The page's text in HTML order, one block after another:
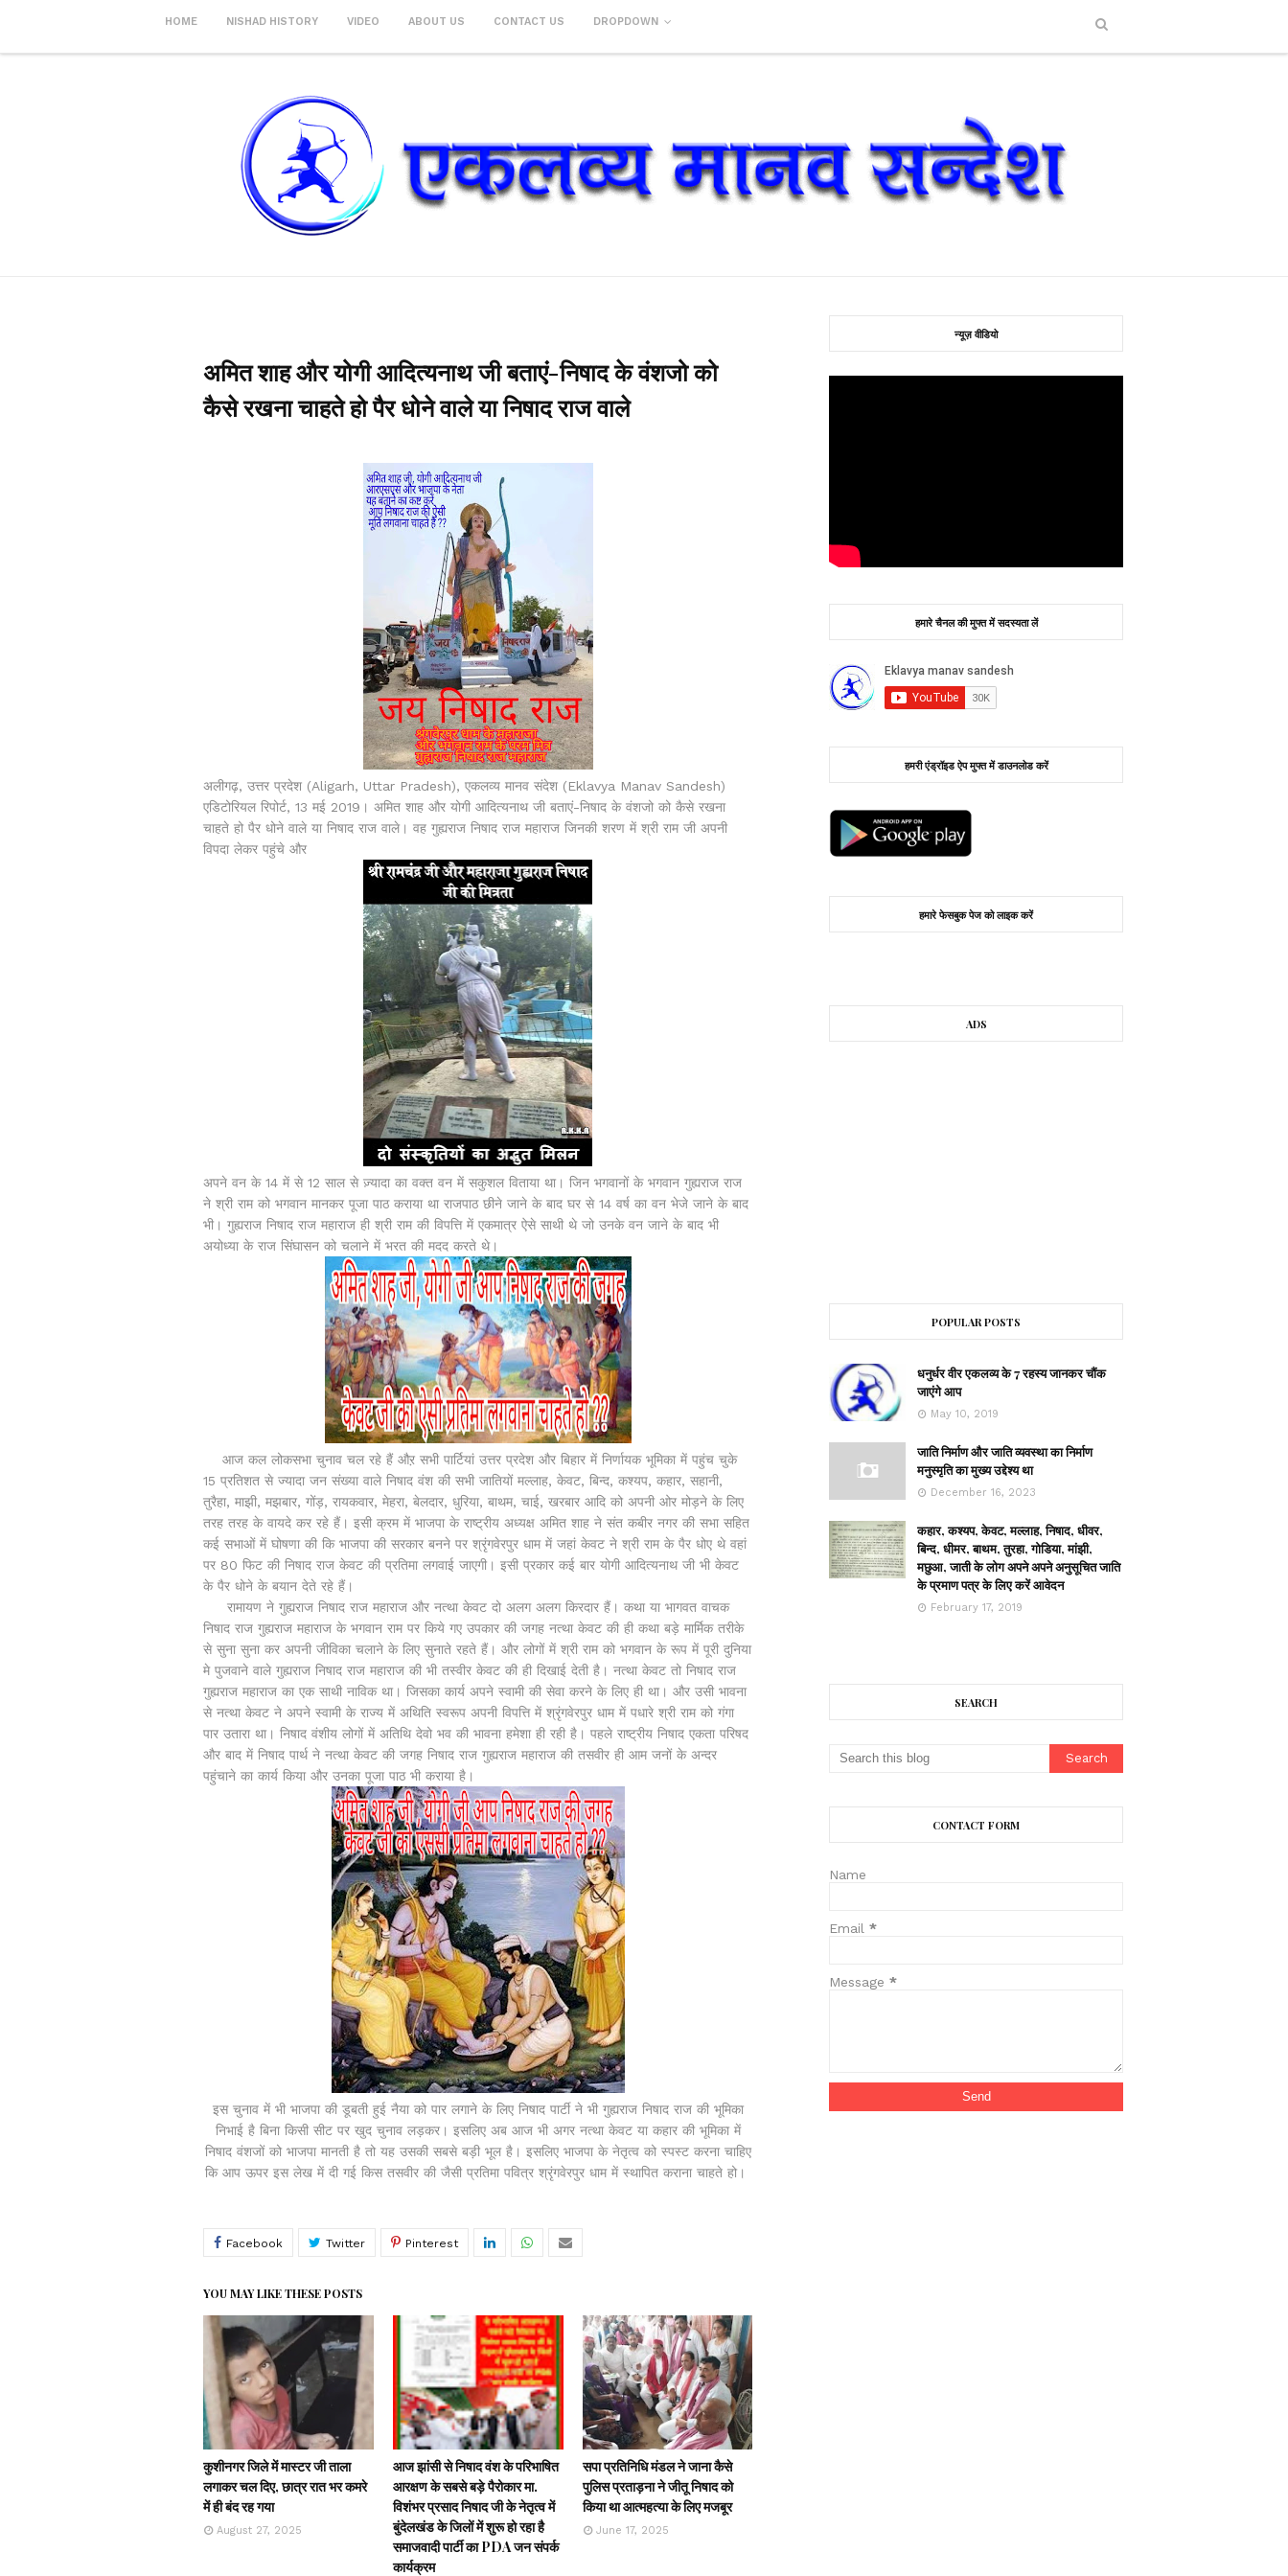
HOME NISHAD HISTORY VIDEO ABOUT US CONTACT US DROPDOWN
अमित शाह और योगी आदित्यनाथ जी बताएं-निषाद के वंशजो को
कैसे रखना चाहते हो पैर धोने वाले या निषाद राज वाले
अलीगढ़, उत्तर प्रदेश (Aligarh, Uttar Pradesh), एकलव्य मानव संदेश (Eklavya Manav Sandesh)
एडिटोरियल रिपोर्ट, 13 मई 2019। अमित शाह और योगी आदित्यनाथ जी बताएं-निषाद के वंशजो को कैसे रखना
चाहते हो पैर धोने वाले या निषाद राज वाले। वह गुह्यराज निषाद राज महाराज जिनकी शरण में श्री राम जी अपनी
विपदा लेकर पहुंचे और
अपने वन के 14 में से 12 साल से ज़्यादा का वक्त वन में सकुशल विताया था। जिन भगवानों के भगवान गुह्यराज राज
ने श्री राम को भगवान मानकर पूजा पाठ कराया था राजपाठ छीने जाने के बाद घर से 14 वर्ष का वन भेजे जाने के बाद
भी। गुह्यराज निषाद राज महाराज ही श्री राम की विपत्ति में एकमात्र ऐसे साथी थे जो उनके वन जाने के बाद भी
अयोध्या के राज सिंघासन को चलाने में भरत की मदद करते थे।
आज कल लोकसभा चुनाव चल रहे हैं औऱ सभी पार्टियां उत्तर प्रदेश और बिहार में निर्णायक भूमिका में पहुंच चुके
15 प्रतिशत से ज्यादा जन संख्या वाले निषाद वंश की सभी जातियों मल्लाह, केवट, बिन्द, कश्यप, कहार, सहानी,
तुरैहा, माझी, मझबार, गोंड़, रायकवार, मेहरा, बेलदार, धुरिया, बाथम, चाई, खरबार आदि को अपनी ओर मोड़ने के लिए
तरह तरह के वायदे कर रहे हैं। इसी क्रम में भाजपा के राष्ट्रीय अध्यक्ष अमित शाह ने संत कबीर नगर की सभा सहित
कई सभाओं में घोषणा की कि भाजपा की सरकार बनने पर श्रृंगवेरपुर धाम में जहां केवट ने श्री राम के पैर धोए थे वहां
पर 80 फिट की निषाद राज केवट की प्रतिमा लगवाई जाएगी। इसी प्रकार कई बार योगी आदित्यनाथ जी भी केवट
के पैर धोने के बयान देते रहे हैं।
रामायण ने गुह्यराज निषाद राज महाराज और नत्था केवट दो अलग अलग किरदार हैं। कथा या भागवत वाचक
निषाद राज गुह्यराज महाराज के भगवान राम पर किये गए उपकार की जगह नत्था केवट की ही कथा बड़े मार्मिक तरीके
से सुना सुना कर अपनी जीविका चलाने के लिए सुनाते रहते हैं। और लोगों में श्री राम को भगवान के रूप में पूरी दुनिया
मे पुजवाने वाले गुह्यराज निषाद राज महाराज की भी तस्वीर केवट की ही दिखाई देती है। नत्था केवट तो निषाद राज
गुह्यराज महाराज का एक साथी नाविक था। जिसका कार्य अपने स्वामी की सेवा करने के लिए ही था। और उसी भावना
से नत्था केवट ने अपने स्वामी के राज्य में अथिति स्वरूप अपनी विपत्ति में श्रृंगवेरपुर धाम में पधारे श्री राम को गंगा
पार उतारा था। निषाद वंशीय लोगों में अतिथि देवो भव की भावना हमेशा ही रही है। पहले राष्ट्रीय निषाद एकता परिषद
और बाद में निषाद पार्थ ने नत्था केवट की जगह निषाद राज गुह्यराज महाराज की तसवीर ही आम जनों के अन्दर
पहुंचाने का कार्य किया और उनका पूजा पाठ भी कराया है।
इस चुनाव में भी भाजपा की डूबती हुई नैया को पार लगाने के लिए निषाद पार्टी ने भी गुह्यराज निषाद राज की भूमिका
निभाई है बिना किसी सीट पर खुद चुनाव लड़कर। इसलिए अब आज भी अगर नत्था केवट या कहार की भूमिका में
निषाद वंशजों को भाजपा मानती है तो यह उसकी सबसे बड़ी भूल है। इसलिए भाजपा के नेतृत्व को स्पस्ट करना चाहिए
कि आप ऊपर इस लेख में दी गई किस तसवीर की जैसी प्रतिमा पवित्र श्रृंगवेरपुर धाम में स्थापित कराना चाहते हो।
YOU MAY LIKE THESE POSTS
कुशीनगर जिले में मास्टर जी ताला
लगाकर चल दिए, छात्र रात भर कमरे
में ही बंद रह गया
August 27, 2025
आज झांसी से निषाद वंश के परिभाषित
आरक्षण के सबसे बड़े पैरोकार मा.
विशंभर प्रसाद निषाद जी के नेतृत्व में
बुंदेलखंड के जिलों में शुरू हो रहा है
समाजवादी पार्टी का PDA जन संपर्क
कार्यक्रम
सपा प्रतिनिधि मंडल ने जाना कैसे
पुलिस प्रताड़ना ने जीतू निषाद को
किया था आत्महत्या के लिए मजबूर
June 17, 2025
न्यूज़ वीडियो
हमारे चैनल की मुफ्त में सदस्यता लें
हमरी एंड्रॉइड ऐप मुफ्त में डाउनलोड करें
हमारे फेसबुक पेज को लाइक करें
ADS
POPULAR POSTS
धनुर्धर वीर एकलव्य के 7 रहस्य जानकर चौंक
जाएंगे आप
May 10, 2019
जाति निर्माण और जाति व्यवस्था का निर्माण
मनुस्मृति का मुख्य उद्देश्य था
December 16, 2023
कहार, कश्यप, केवट, मल्लाह, निषाद, धीवर,
बिन्द, धीमर, बाथम, तुरहा, गोडिया, मांझी,
मछुआ, जाती के लोग अपने अपने अनुसूचित जाति
के प्रमाण पत्र के लिए करें आवेदन
February 17, 2019
SEARCH
CONTACT FORM
Name
Email*
Message*